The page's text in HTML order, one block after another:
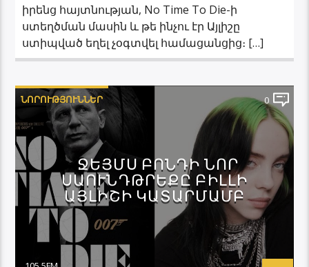
իրենց հայտնության, No Time To Die-ի
ստեղծման մասին և թե ինչու էր Այլիշը
ստիպված եղել չօգտվել համացանցից։ […]
ՆՈՐՈՒԹՅՈՒՆՆԵՐ 0
ՋԵՅՄՍ ԲՈՆԴԻ ՆՈՐ
ՍԱՈՒՆԴԹՐԵՔԸ ԲԻԼԼԻ
ԱՅԼԻՇԻ ԿԱՏԱՐՄԱՄԲ